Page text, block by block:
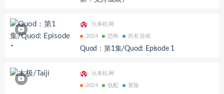
玩单机网
2024 恐怖 所有游戏
Quod：第1集/Quod: Episode 1
玩单机网
2024 低配 冒险